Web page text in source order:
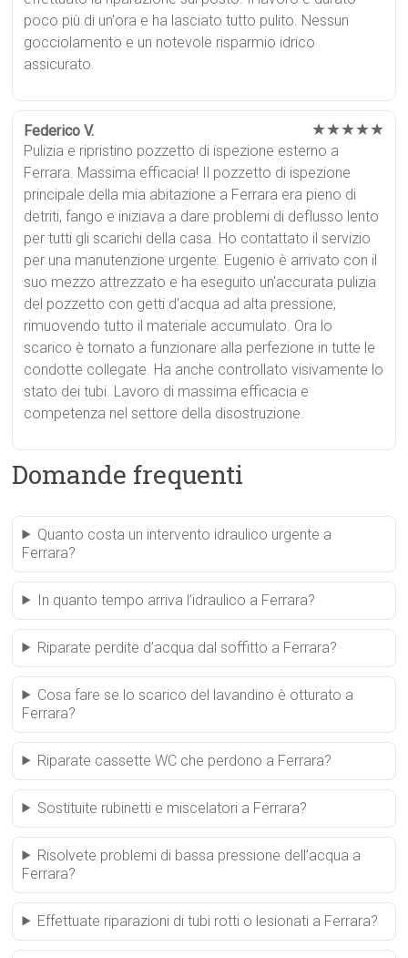
poco più di un'ora e ha lasciato tutto pulito. Nessun
gocciolamento e un notevole risparmio idrico
assicurato.
Federico V. ★★★★★
Pulizia e ripristino pozzetto di ispezione esterno a
Ferrara. Massima efficacia! Il pozzetto di ispezione
principale della mia abitazione a Ferrara era pieno di
detriti, fango e iniziava a dare problemi di deflusso lento
per tutti gli scarichi della casa. Ho contattato il servizio
per una manutenzione urgente. Eugenio è arrivato con il
suo mezzo attrezzato e ha eseguito un'accurata pulizia
del pozzetto con getti d'acqua ad alta pressione,
rimuovendo tutto il materiale accumulato. Ora lo
scarico è tornato a funzionare alla perfezione in tutte le
condotte collegate. Ha anche controllato visivamente lo
stato dei tubi. Lavoro di massima efficacia e
competenza nel settore della disostruzione.
Domande frequenti
Quanto costa un intervento idraulico urgente a
Ferrara?
In quanto tempo arriva l’idraulico a Ferrara?
Riparate perdite d’acqua dal soffitto a Ferrara?
Cosa fare se lo scarico del lavandino è otturato a
Ferrara?
Riparate cassette WC che perdono a Ferrara?
Sostituite rubinetti e miscelatori a Ferrara?
Risolvete problemi di bassa pressione dell’acqua a
Ferrara?
Effettuate riparazioni di tubi rotti o lesionati a Ferrara?